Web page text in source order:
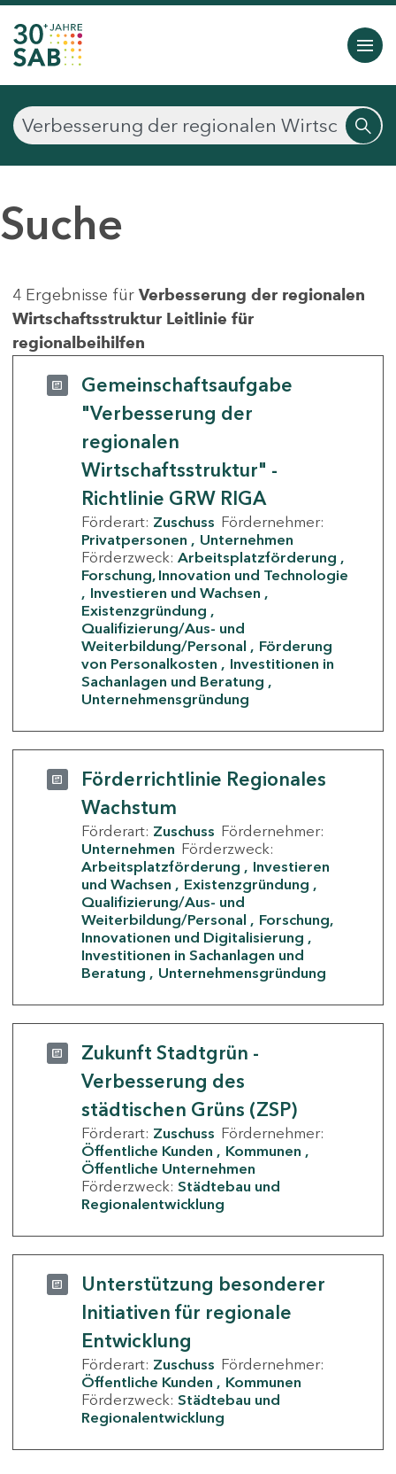
Suche
4 Ergebnisse für Verbesserung der regionalen
Wirtschaftsstruktur Leitlinie für
regionalbeihilfen
Gemeinschaftsaufgabe
"Verbesserung der
regionalen
Wirtschaftsstruktur" -
Richtlinie GRW RIGA
Förderart: Zuschuss Fördernehmer:
Privatpersonen
Unternehmen
Förderzweck: Arbeitsplatzförderung
Forschung, Innovation und Technologie
Investieren und Wachsen
Existenzgründung
Qualifizierung/Aus- und
Weiterbildung/Personal
Förderung
von Personalkosten
Investitionen in
Sachanlagen und Beratung
Unternehmensgründung
Förderrichtlinie Regionales
Wachstum
Förderart: Zuschuss Fördernehmer:
Unternehmen Förderzweck:
Arbeitsplatzförderung
Investieren
und Wachsen
Existenzgründung
Qualifizierung/Aus- und
Weiterbildung/Personal
Forschung,
Innovationen und Digitalisierung
Investitionen in Sachanlagen und
Beratung
Unternehmensgründung
Zukunft Stadtgrün -
Verbesserung des
städtischen Grüns (ZSP)
Förderart: Zuschuss Fördernehmer:
Öffentliche Kunden
Kommunen
Öffentliche Unternehmen
Förderzweck: Städtebau und
Regionalentwicklung
Unterstützung besonderer
Initiativen für regionale
Entwicklung
Förderart: Zuschuss Fördernehmer:
Öffentliche Kunden
Kommunen
Förderzweck: Städtebau und
Regionalentwicklung